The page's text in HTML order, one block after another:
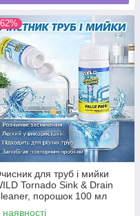
для труб і мийки
Tornado Sink & Drain
порошок 100 мл
наявності